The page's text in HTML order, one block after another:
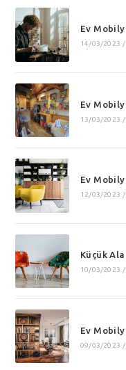
Ev
14/03/2023 /
Ev
13/03/2023 /
Ev
12/03/2023 /
Küçük
10/03/2023 /
Ev
09/03/2023 /